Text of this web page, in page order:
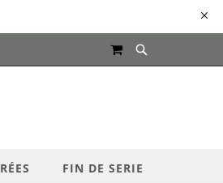
MON PANIER
FIN DE SERIE